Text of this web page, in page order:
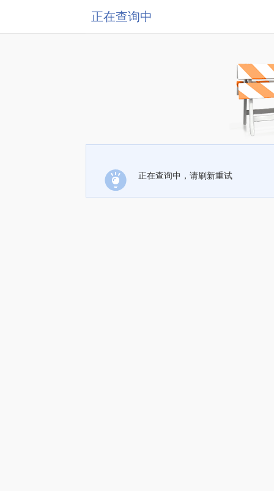
正在查询中
正在查询中，请刷新重试